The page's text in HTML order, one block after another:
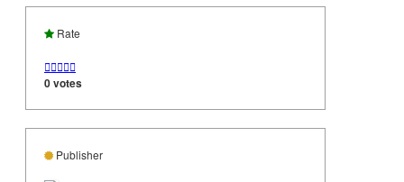
Rate

0 votes
Publisher